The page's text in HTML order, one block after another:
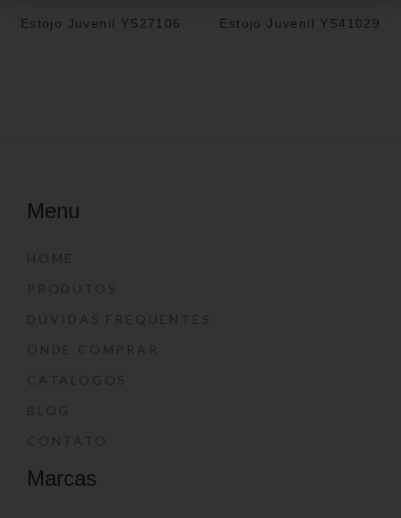
Estojo Juvenil YS27106 Estojo Juvenil YS41029
Menu
HOME
PRODUTOS
DÚVIDAS FREQUENTES
ONDE COMPRAR
CATÁLOGOS
BLOG
CONTATO
Marcas